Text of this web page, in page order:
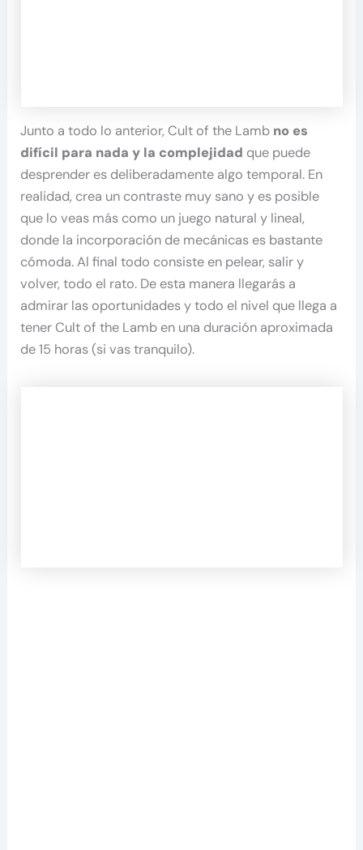
Junto a todo lo anterior, Cult of the Lamb no es
difícil para nada y la complejidad que puede
desprender es deliberadamente algo temporal. En
realidad, crea un contraste muy sano y es posible
que lo veas más como un juego natural y lineal,
donde la incorporación de mecánicas es bastante
cómoda. Al final todo consiste en pelear, salir y
volver, todo el rato. De esta manera llegarás a
admirar las oportunidades y todo el nivel que llega a
tener Cult of the Lamb en una duración aproximada
de 15 horas (si vas tranquilo).